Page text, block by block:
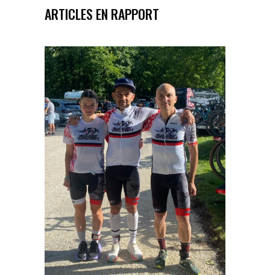
ARTICLES EN RAPPORT